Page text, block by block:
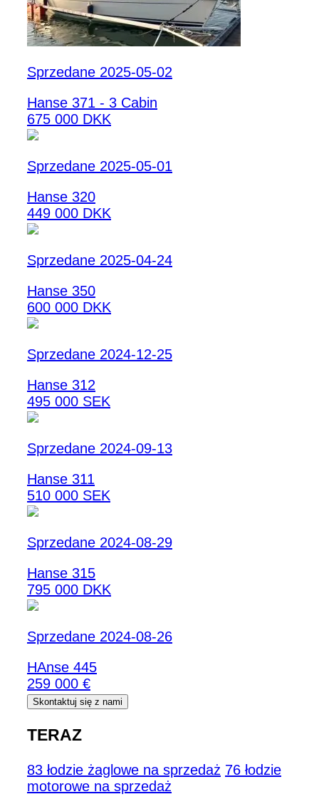
Sprzedane 2025-05-02
Hanse 371 - 3 Cabin
675 000 DKK
Sprzedane 2025-05-01
Hanse 320
449 000 DKK
Sprzedane 2025-04-24
Hanse 350
600 000 DKK
Sprzedane 2024-12-25
Hanse 312
495 000 SEK
Sprzedane 2024-09-13
Hanse 311
510 000 SEK
Sprzedane 2024-08-29
Hanse 315
795 000 DKK
Sprzedane 2024-08-26
HAnse 445
259 000 €
Skontaktuj się z nami
TERAZ
83 łodzie żaglowe na sprzedaż 76 łodzie
motorowe na sprzedaż